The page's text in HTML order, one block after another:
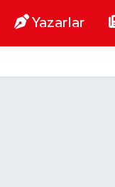
Yazarlar